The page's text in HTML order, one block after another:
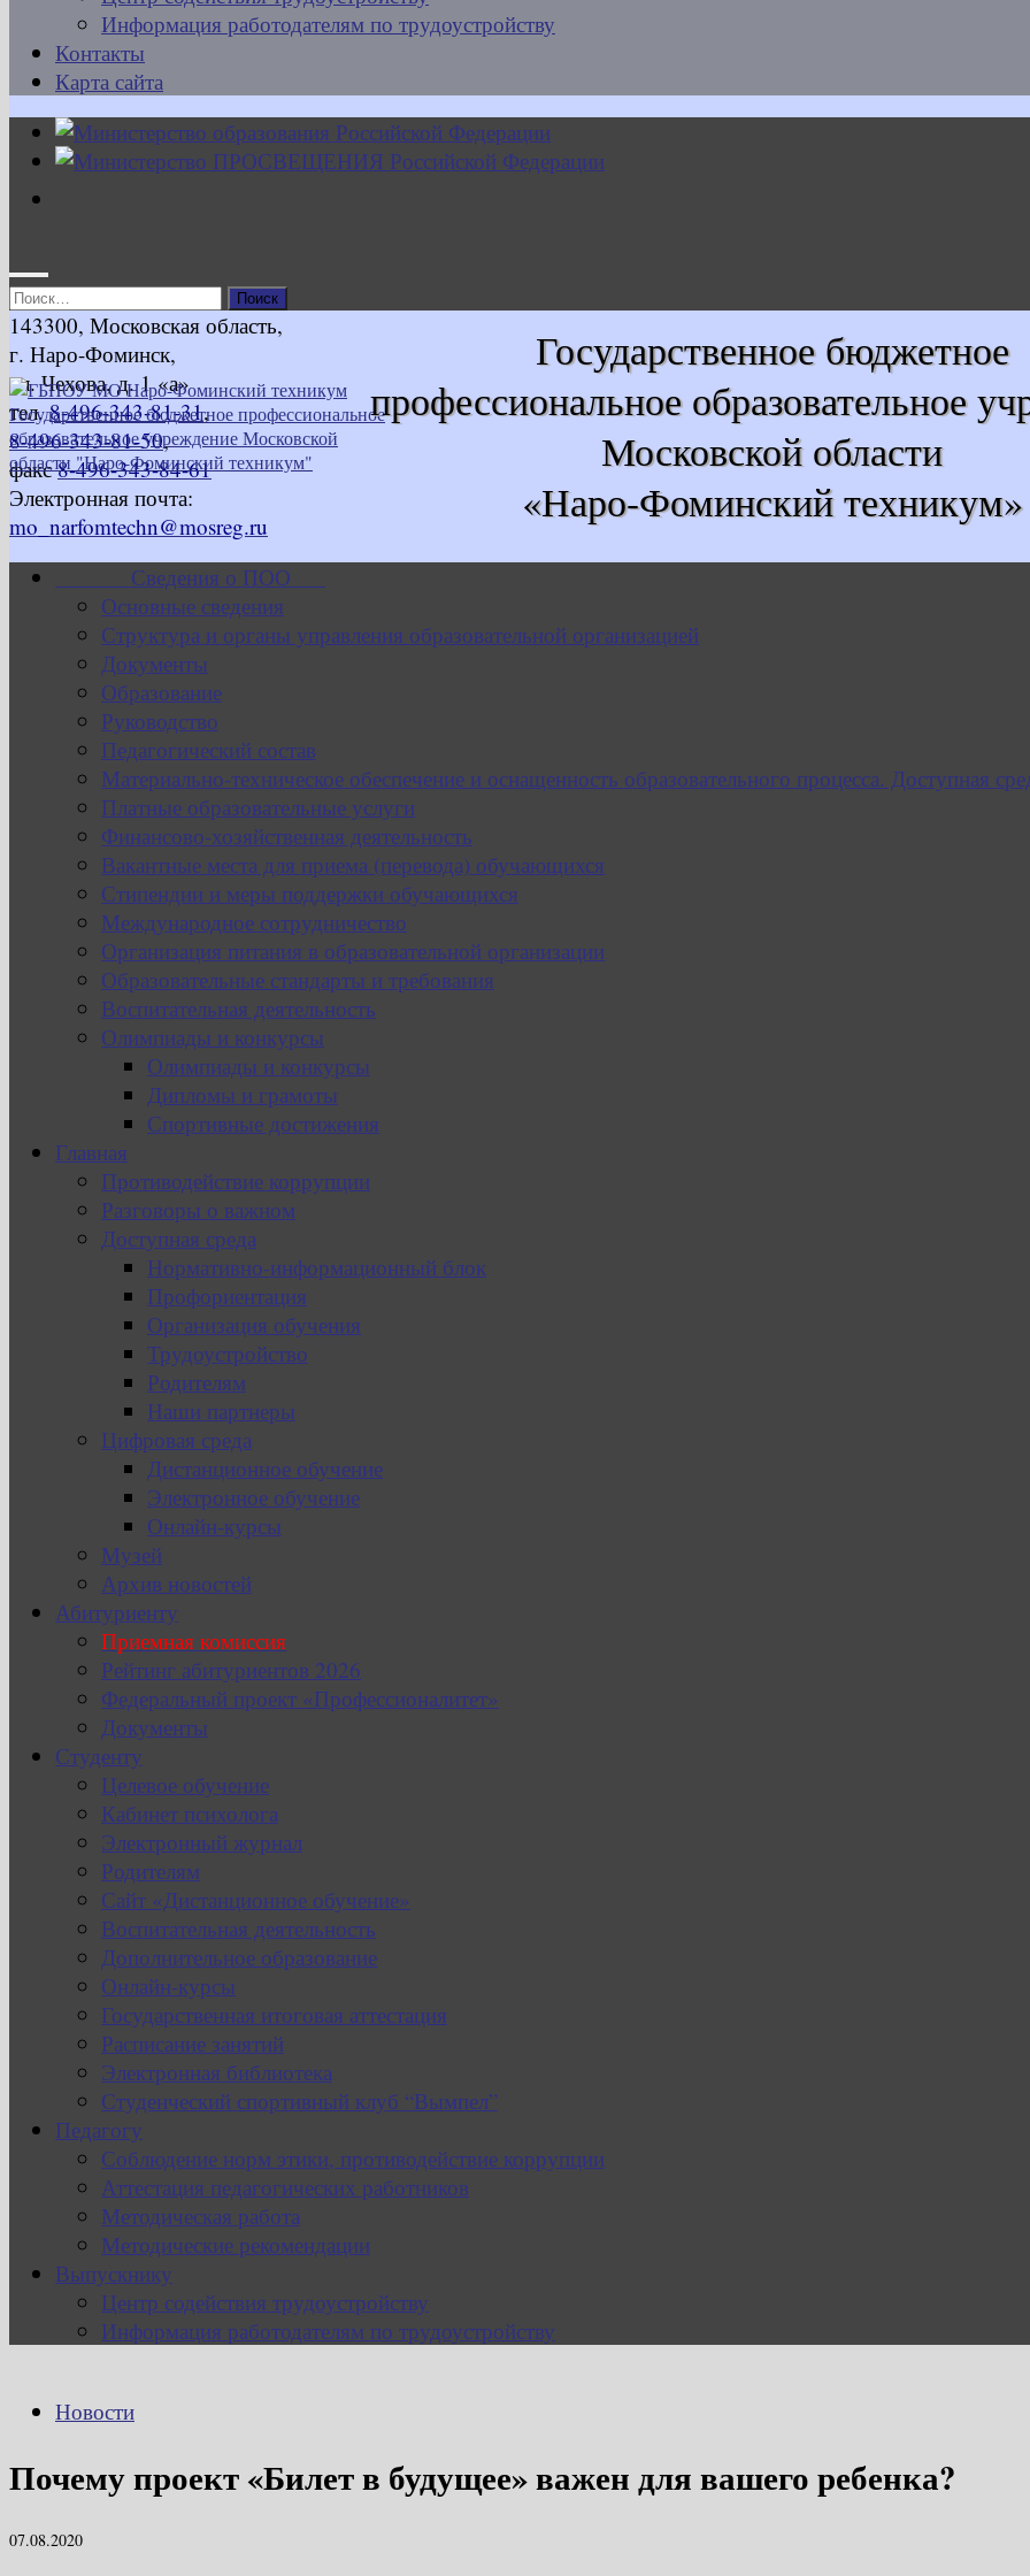
Информация работодателям по трудоустройству
Контакты
Карта сайта
Найти:
Государственное бюджетное
профессиональное образовательное
Московской области
«Наро-Фоминский техникум»
143300, Московская область,
г. Наро-Фоминск,
ул. Чехова, д. 1 «а»
тел.8-496-343-81-31,
8-496-343-81-50,
факс8-496-343-84-61
Электронная почта:
mo_narfomtechn@mosreg.ru
Сведения о ПОО
Основные сведения
Структура и органы управления образовательной организацией
Документы
Образование
Руководство
Педагогический состав
Материально-техническое обеспечение и оснащенность образовательного процесса. Доступная
Платные образовательные услуги
Финансово-хозяйственная деятельность
Вакантные места для приема (перевода) обучающихся
Стипендии и меры поддержки обучающихся
Международное сотрудничество
Организация питания в образовательной организации
Образовательные стандарты и требования
Воспитательная деятельность
Олимпиады и конкурсы
Олимпиады и конкурсы
Дипломы и грамоты
Спортивные достижения
Главная
Противодействие коррупции
Разговоры о важном
Доступная среда
Нормативно-информационный блок
Профориентация
Организация обучения
Трудоустройство
Родителям
Наши партнеры
Цифровая среда
Дистанционное обучение
Электронное обучение
Онлайн-курсы
Музей
Архив новостей
Абитуриенту
Приемная комиссия
Рейтинг абитуриентов 2026
Федеральный проект «Профессионалитет»
Документы
Студенту
Целевое обучение
Кабинет психолога
Электронный журнал
Родителям
Сайт «Дистанционное обучение»
Воспитательная деятельность
Дополнительное образование
Онлайн-курсы
Государственная итоговая аттестация
Расписание занятий
Электронная библиотека
Студенческий спортивный клуб “Вымпел”
Педагогу
Соблюдение норм этики, противодействие коррупции
Аттестация педагогических работников
Методическая работа
Методические рекомендации
Выпускнику
Центр содействия трудоустройству
Информация работодателям по трудоустройству
Новости
Почему проект «Билет в будущее» важен для вашего ребенка?
07.08.2020